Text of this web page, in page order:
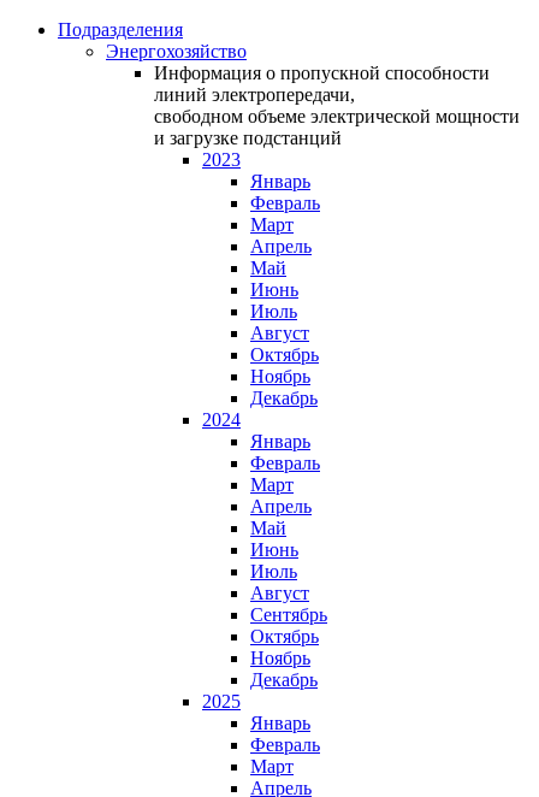
Подразделения
Энергохозяйство
Информация о пропускной способности
линий электропередачи,
свободном объеме электрической мощности
и загрузке подстанций
2023
Январь
Февраль
Март
Апрель
Май
Июнь
Июль
Август
Октябрь
Ноябрь
Декабрь
2024
Январь
Февраль
Март
Апрель
Май
Июнь
Июль
Август
Сентябрь
Октябрь
Ноябрь
Декабрь
2025
Январь
Февраль
Март
Апрель